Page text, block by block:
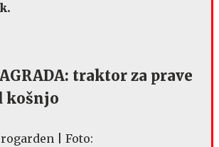
traktor za prave
košnjo